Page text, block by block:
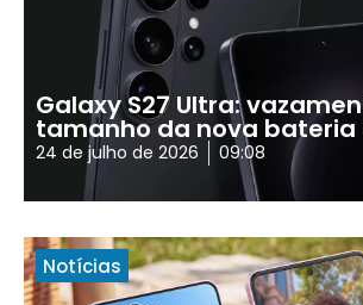
Galaxy S27 Ultra:
tamanho da nova bateria
24 de julho de 2026 09:08
Notícias